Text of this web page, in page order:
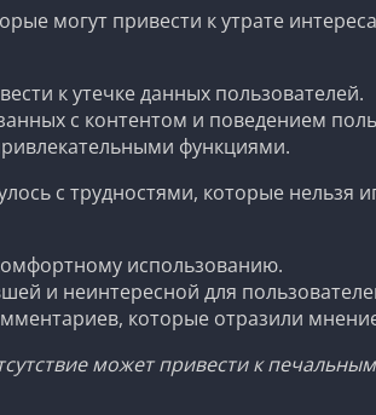
могут привести к утрате
к утечке данных пользователей.
с контентом и поведением
функциями.
с трудностями, которые нельзя
использованию.
и неинтересной для
которые отразили
может привести к